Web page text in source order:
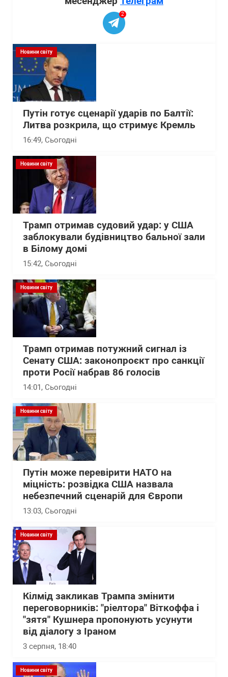
2
Новини світу
Путін готує сценарії ударів по Балтії:
Литва розкрила, що стримує Кремль
16:49, Сьогодні
Новини світу
Трамп отримав судовий удар: у США
заблокували будівництво бальної зали
в Білому домі
15:42, Сьогодні
Новини світу
Трамп отримав потужний сигнал із
Сенату США: законопроєкт про санкції
проти Росії набрав 86 голосів
14:01, Сьогодні
Новини світу
Путін може перевірити НАТО на
міцність: розвідка США назвала
небезпечний сценарій для Європи
13:03, Сьогодні
Новини світу
Кілмід закликав Трампа змінити
переговорників: "ріелтора" Віткоффа і
"зятя" Кушнера пропонують усунути
від діалогу з Іраном
3 серпня, 18:40
Новини світу